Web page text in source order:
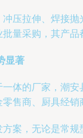
压拉伸、焊接
量采购，其产品
显著
体的厂家，潮
售商、厨具经
案，无论是常